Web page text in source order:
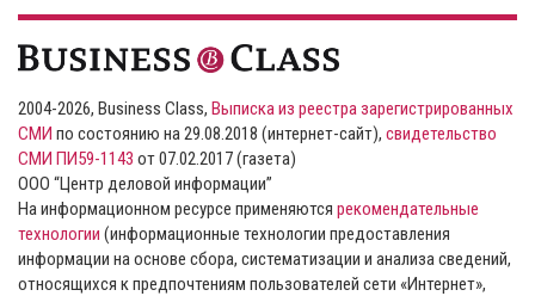
2004-2026, Business Class, Выписка из реестра зарегистрированных
СМИ по состоянию на 29.08.2018 (интернет-сайт), свидетельство
СМИ ПИ59-1143 от 07.02.2017 (газета)
ООО “Центр деловой информации”
На информационном ресурсе применяются рекомендательные
технологии (информационные технологии предоставления
информации на основе сбора, систематизации и анализа сведений,
относящихся к предпочтениям пользователей сети «Интернет»,